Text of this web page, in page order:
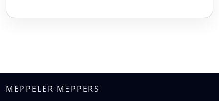
MEPPELER MEPPERS